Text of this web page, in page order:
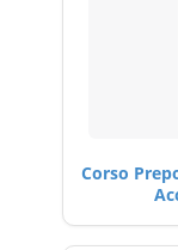
Corso